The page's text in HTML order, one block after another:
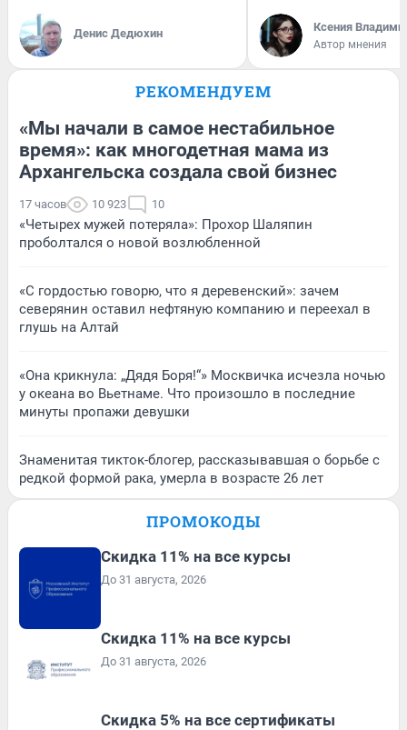
Денис Дедюхин Ксения
Автор мнения
РЕКОМЕНДУЕМ
«Мы начали в самое нестабильное
время»: как многодетная мама из
Архангельска создала свой бизнес
17 часов 10 923 10
«Четырех мужей потеряла»: Прохор Шаляпин
проболтался о новой возлюбленной
«С гордостью говорю, что я деревенский»: зачем
северянин оставил нефтяную компанию и переехал в
глушь на Алтай
«Она крикнула: „Дядя Боря!“» Москвичка исчезла ночью
у океана во Вьетнаме. Что произошло в последние
минуты пропажи девушки
Знаменитая тикток-блогер, рассказывавшая о борьбе с
редкой формой рака, умерла в возрасте 26 лет
ПРОМОКОДЫ
Скидка 11% на все курсы
До 31 августа, 2026
Скидка 11% на все курсы
До 31 августа, 2026
Скидка 5% на все сертификаты